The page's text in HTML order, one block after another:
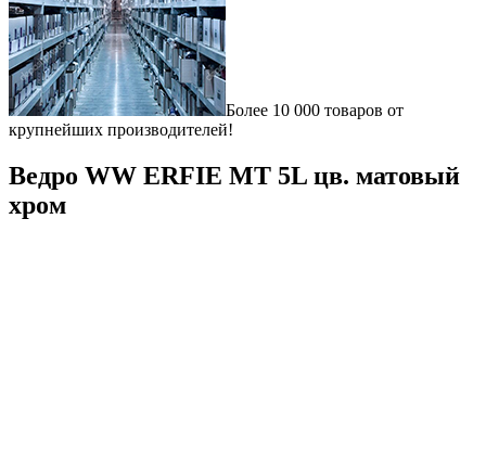
Более 10 000 товаров от
крупнейших производителей!
Ведро WW ERFIE MT 5L цв. матовый
хром